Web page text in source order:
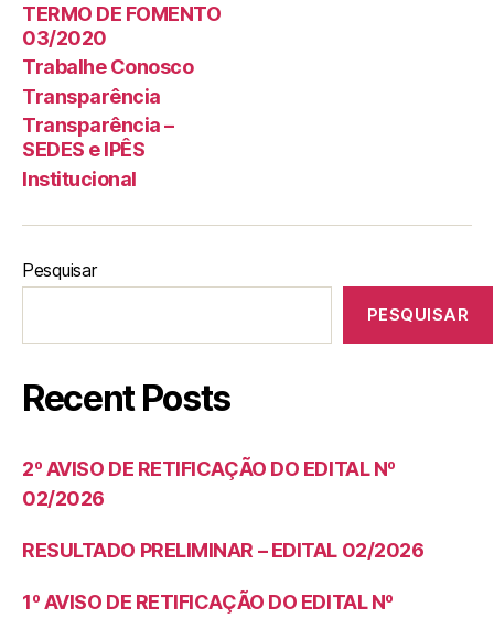
TERMO DE FOMENTO
03/2020
Trabalhe Conosco
Transparência
Transparência –
SEDES e IPÊS
Institucional
Pesquisar
PESQUISAR
Recent Posts
2º AVISO DE RETIFICAÇÃO DO EDITAL Nº
02/2026
RESULTADO PRELIMINAR – EDITAL 02/2026
1º AVISO DE RETIFICAÇÃO DO EDITAL Nº